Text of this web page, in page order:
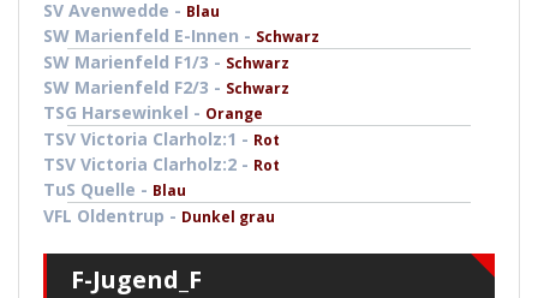
SV Avenwedde - Blau
SW Marienfeld E-Innen - Schwarz
SW Marienfeld F1/3 - Schwarz
SW Marienfeld F2/3 - Schwarz
TSG Harsewinkel - Orange
TSV Victoria Clarholz:1 - Rot
TSV Victoria Clarholz:2 - Rot
TuS Quelle - Blau
VFL Oldentrup - Dunkel grau
F-Jugend_F